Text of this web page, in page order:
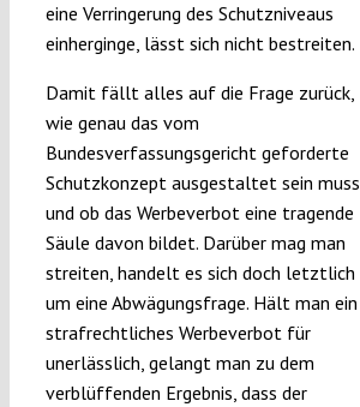
eine Verringerung des Schutzniveaus
einherginge, lässt sich nicht bestreiten.
Damit fällt alles auf die Frage zurück,
wie genau das vom
Bundesverfassungsgericht geforderte
Schutzkonzept ausgestaltet sein muss
und ob das Werbeverbot eine tragende
Säule davon bildet. Darüber mag man
streiten, handelt es sich doch letztlich
um eine Abwägungsfrage. Hält man ein
strafrechtliches Werbeverbot für
unerlässlich, gelangt man zu dem
verblüffenden Ergebnis, dass der